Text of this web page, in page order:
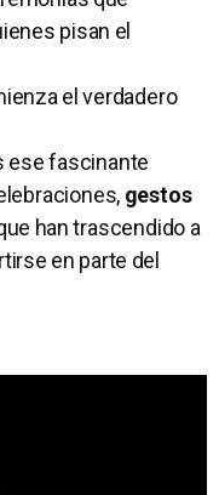
pisan el
el verdadero
ese fascinante
gestos
han trascendido a
en parte del